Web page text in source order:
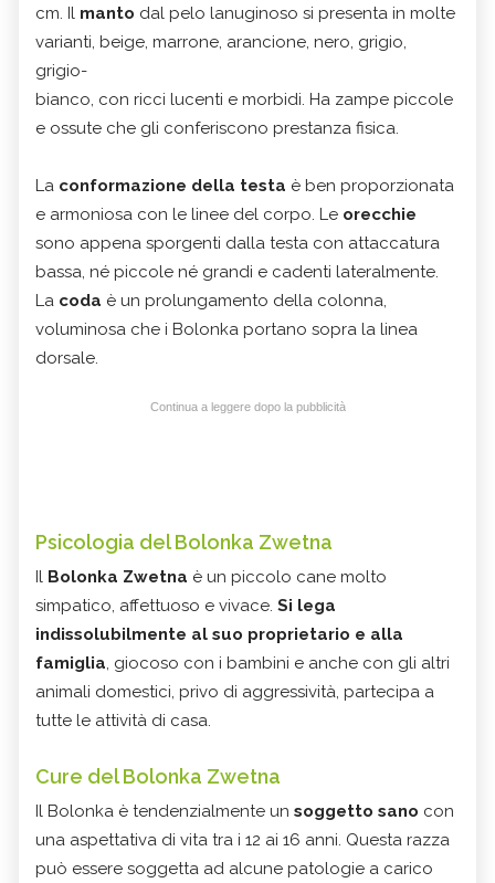
cm. Il manto dal pelo lanuginoso si presenta in molte
varianti, beige, marrone, arancione, nero, grigio,
grigio-
bianco, con ricci lucenti e morbidi. Ha zampe piccole
e ossute che gli conferiscono prestanza fisica.
La conformazione della testa è ben proporzionata
e armoniosa con le linee del corpo. Le orecchie
sono appena sporgenti dalla testa con attaccatura
bassa, né piccole né grandi e cadenti lateralmente.
La coda è un prolungamento della colonna,
voluminosa che i Bolonka portano sopra la linea
dorsale.
Continua a leggere dopo la pubblicità
Psicologia del Bolonka Zwetna
Il Bolonka Zwetna è un piccolo cane molto
simpatico, affettuoso e vivace. Si lega
indissolubilmente al suo proprietario e alla
famiglia, giocoso con i bambini e anche con gli altri
animali domestici, privo di aggressività, partecipa a
tutte le attività di casa.
Cure del Bolonka Zwetna
Il Bolonka è tendenzialmente un soggetto sano con
una aspettativa di vita tra i 12 ai 16 anni. Questa razza
può essere soggetta ad alcune patologie a carico